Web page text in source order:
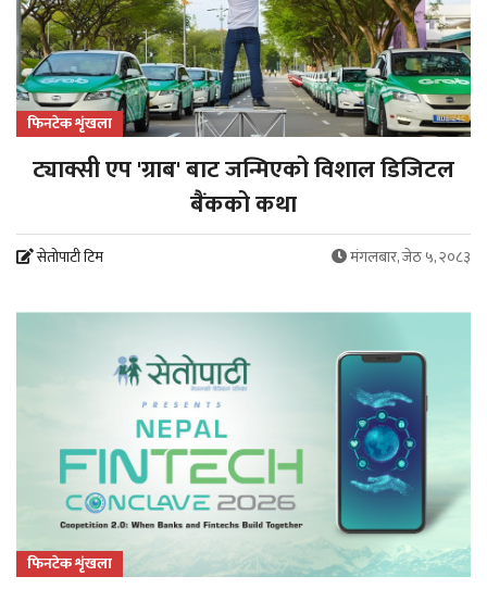
फिनटेक शृंखला
ट्याक्सी एप 'ग्राब' बाट जन्मिएको विशाल डिजिटल
बैंकको कथा
सेतोपाटी टिम मंगलबार, जेठ ५, २०८३
फिनटेक शृंखला